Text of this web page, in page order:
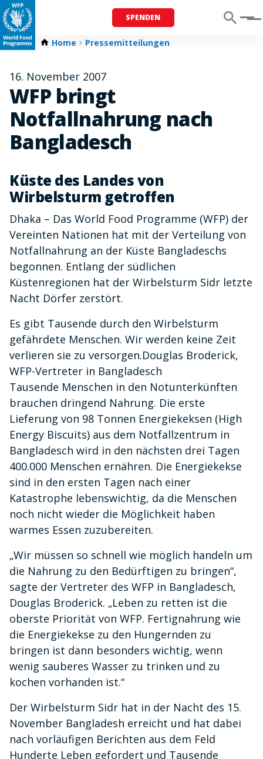
SPENDEN Menu
Home Pressemitteilungen
16. November 2007
WFP bringt
Notfallnahrung nach
Bangladesch
Küste des Landes von
Wirbelsturm getroffen
Dhaka – Das World Food Programme (WFP) der
Vereinten Nationen hat mit der Verteilung von
Notfallnahrung an der Küste Bangladeschs
begonnen. Entlang der südlichen
Küstenregionen hat der Wirbelsturm Sidr letzte
Nacht Dörfer zerstört.
Es gibt Tausende durch den Wirbelsturm
gefährdete Menschen. Wir werden keine Zeit
verlieren sie zu versorgen.Douglas Broderick,
WFP-Vertreter in Bangladesch
Tausende Menschen in den Notunterkünften
brauchen dringend Nahrung. Die erste
Lieferung von 98 Tonnen Energiekeksen (High
Energy Biscuits) aus dem Notfallzentrum in
Bangladesch wird in den nächsten drei Tagen
400.000 Menschen ernähren. Die Energiekekse
sind in den ersten Tagen nach einer
Katastrophe lebenswichtig, da die Menschen
noch nicht wieder die Möglichkeit haben
warmes Essen zuzubereiten.
„Wir müssen so schnell wie möglich handeln um
die Nahrung zu den Bedürftigen zu bringen“,
sagte der Vertreter des WFP in Bangladesch,
Douglas Broderick. „Leben zu retten ist die
oberste Priorität von WFP. Fertignahrung wie
die Energiekekse zu den Hungernden zu
bringen ist dann besonders wichtig, wenn
wenig sauberes Wasser zu trinken und zu
kochen vorhanden ist.“
Der Wirbelsturm Sidr hat in der Nacht des 15.
November Bangladesh erreicht und hat dabei
nach vorläufigen Berichten aus dem Feld
Hunderte Leben gefordert und Tausende